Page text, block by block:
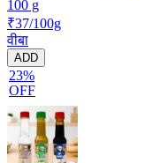
100 g
₹37/100g
वीबा
ADD
23%
OFF